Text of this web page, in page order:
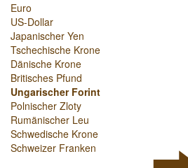
Euro
US-Dollar
Japanischer Yen
Tschechische Krone
Dänische Krone
Britisches Pfund
Ungarischer Forint
Polnischer Zloty
Rumänischer Leu
Schwedische Krone
Schweizer Franken